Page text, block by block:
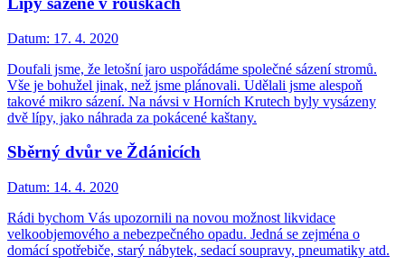
Datum: 17. 4. 2020
Doufali jsme, že letošní jaro uspořádáme společné sázení stromů.
Vše je bohužel jinak, než jsme plánovali. Udělali jsme alespoň
takové mikro sázení. Na návsi v Horních Krutech byly vysázeny
dvě lípy, jako náhrada za pokácené kaštany.
Sběrný dvůr ve Ždánicích
Datum: 14. 4. 2020
Rádi bychom Vás upozornili na novou možnost likvidace
velkoobjemového a nebezpečného opadu. Jedná se zejména o
domácí spotřebiče, starý nábytek, sedací soupravy, pneumatiky atd.